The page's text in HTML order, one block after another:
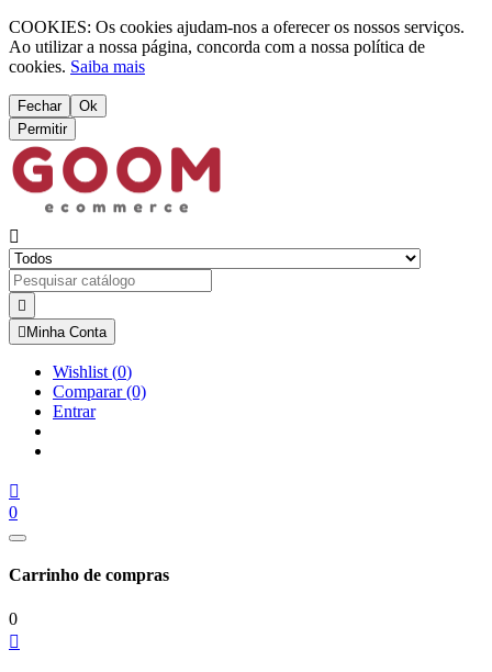
COOKIES: Os cookies ajudam-nos a oferecer os nossos serviços.
Ao utilizar a nossa página, concorda com a nossa política de
cookies. Saiba mais
Fechar
Ok
Permitir


 Minha Conta
Wishlist (0)
Comparar(0)
Entrar

0
Carrinho de compras
0
